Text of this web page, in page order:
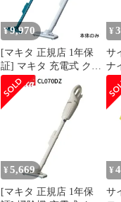
付 カプセル式 makita 充
電式クリーナ コードレ
ス ハイパワー 人気モデ
ル おすすめ
人
コ
¥9,970
[マキタ 正規店 1年保
証] マキタ 充電式 クリ
ーナー CL181FDZ / W
本体のみ 掃除機 スティ
ック型 カプセル式 ワン
タッチスイッチ makita
コードレス ハンディ 軽
量 人気 家庭用 業務用
一人暮らし 新生活 車載
アウトドア テント 掃
¥
サ
ナ
ツ ホワイト系
ウ
¥ 5,669
[マキタ 正規店 1年保
¥
サ